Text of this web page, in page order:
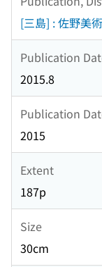
[三島] : 佐野美
Publication
2015.8
Publication
2015
Extent
187p
Size
30cm